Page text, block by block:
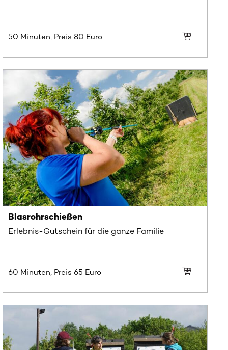
50 Minuten, Preis 80 Euro
Blasrohrschießen
Erlebnis-Gutschein für die ganze Familie
60 Minuten, Preis 65 Euro